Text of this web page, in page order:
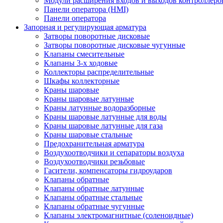
Панели оператора (HMI)
Панели оператора
Запорная и регулирующая арматура
Затворы поворотные дисковые
Затворы поворотные дисковые чугунные
Клапаны смесительные
Клапаны 3-х ходовые
Коллекторы распределительные
Шкафы коллекторные
Краны шаровые
Краны шаровые латунные
Краны латунные водоразборные
Краны шаровые латунные для воды
Краны шаровые латунные для газа
Краны шаровые стальные
Предохранительная арматура
Воздухоотводчики и сепараторы воздуха
Воздухоотводчики резьбовые
Гасители, компенсаторы гидроударов
Клапаны обратные
Клапаны обратные латунные
Клапаны обратные стальные
Клапаны обратные чугунные
Клапаны электромагнитные (соленоидные)